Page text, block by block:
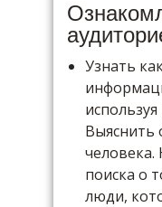
Узнать
Выяснить
человека.
поиска о
люди,